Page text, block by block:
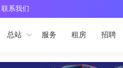
联系我们
总站 服务 租房 招聘